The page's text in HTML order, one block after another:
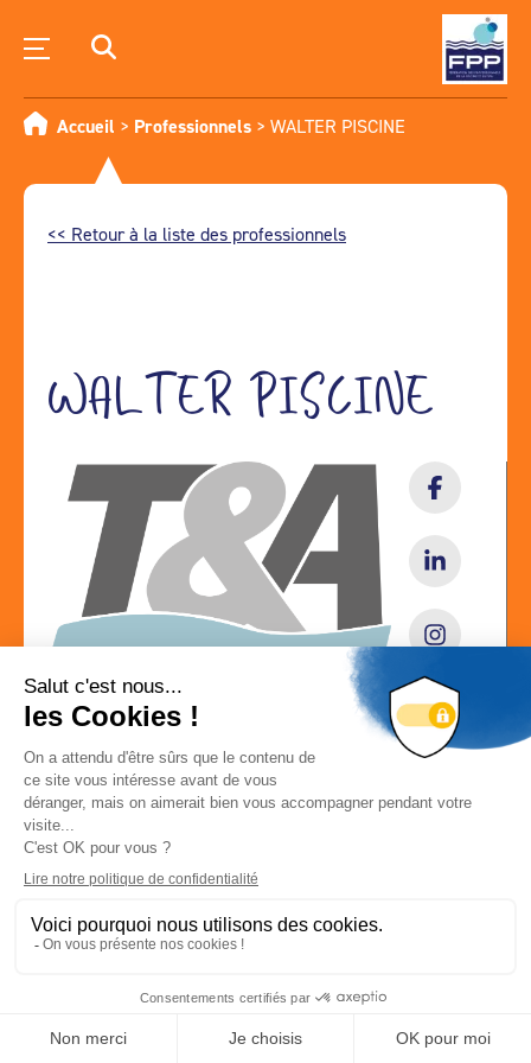
Accueil > Professionnels > WALTER PISCINE
<< Retour à la liste des professionnels
WALTER PISCINE
Localisation
2 rue de l'Industrie 67490 DETTWILLER
Localiser la société
Déconnexion Mon compte